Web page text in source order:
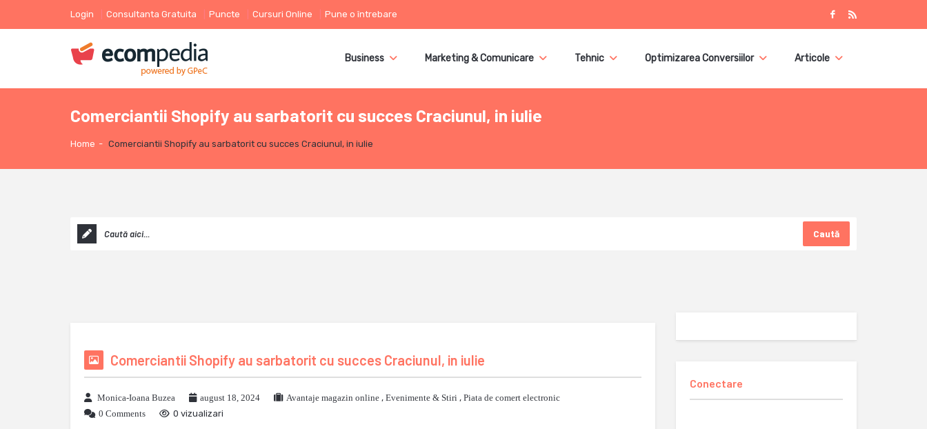
Login Consultanta Gratuita Puncte Cursuri Online Pune o întrebare
Business Marketing & Comunicare Tehnic Optimizarea Conversiilor Articole
Comerciantii Shopify au sarbatorit cu succes Craciunul, in iulie
Home - Comerciantii Shopify au sarbatorit cu succes Craciunul, in iulie
Caută
Comerciantii Shopify au sarbatorit cu succes Craciunul, in iulie
Monica-Ioana Buzea august 18, 2024 Avantaje magazin online , Evenimente & Stiri , Piata de comert electronic
0 Comments
0 vizualizari
Conectare